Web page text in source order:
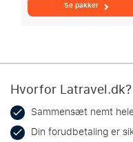
Se pakker
Hvorfor Latravel.dk?
Sammensæt nemt
Din forudbetaling er